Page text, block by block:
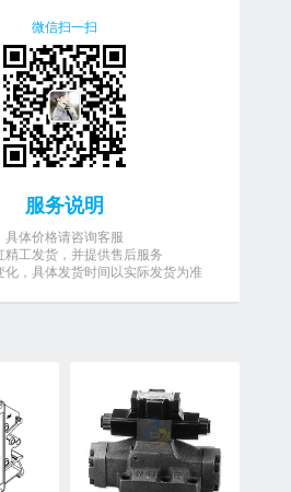
微信扫一扫
服务说明
具体价格请咨询客服
精工发货，并提供售后服务
化，具体发货时间以实际发货为准